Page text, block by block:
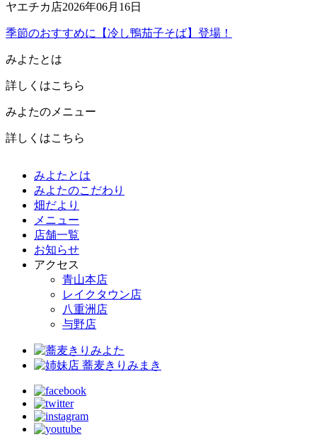
ヤエチカ店2026年06月16日
季節のおすすめに【冷し鴨茄子そば】登場！
みよたとは
詳しくはこちら
みよたのメニュー
詳しくはこちら
みよたとは
みよたのこだわり
畑だより
メニュー
店舗一覧
お知らせ
アクセス
青山本店
レイクタウン店
八重洲店
与野店